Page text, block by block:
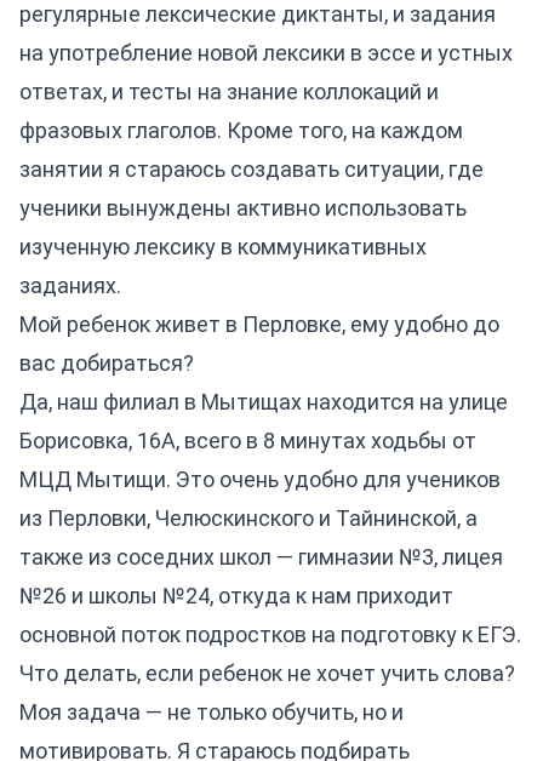
регулярные лексические диктанты, и задания
на употребление новой лексики в эссе и устных
ответах, и тесты на знание коллокаций и
фразовых глаголов. Кроме того, на каждом
занятии я стараюсь создавать ситуации, где
ученики вынуждены активно использовать
изученную лексику в коммуникативных
заданиях.
Мой ребенок живет в Перловке, ему удобно до
вас добираться?
Да, наш филиал в Мытищах находится на улице
Борисовка, 16А, всего в 8 минутах ходьбы от
МЦД Мытищи. Это очень удобно для учеников
из Перловки, Челюскинского и Тайнинской, а
также из соседних школ — гимназии №3, лицея
№26 и школы №24, откуда к нам приходит
основной поток подростков на подготовку к ЕГЭ.
Что делать, если ребенок не хочет учить слова?
Моя задача — не только обучить, но и
мотивировать. Я стараюсь подбирать